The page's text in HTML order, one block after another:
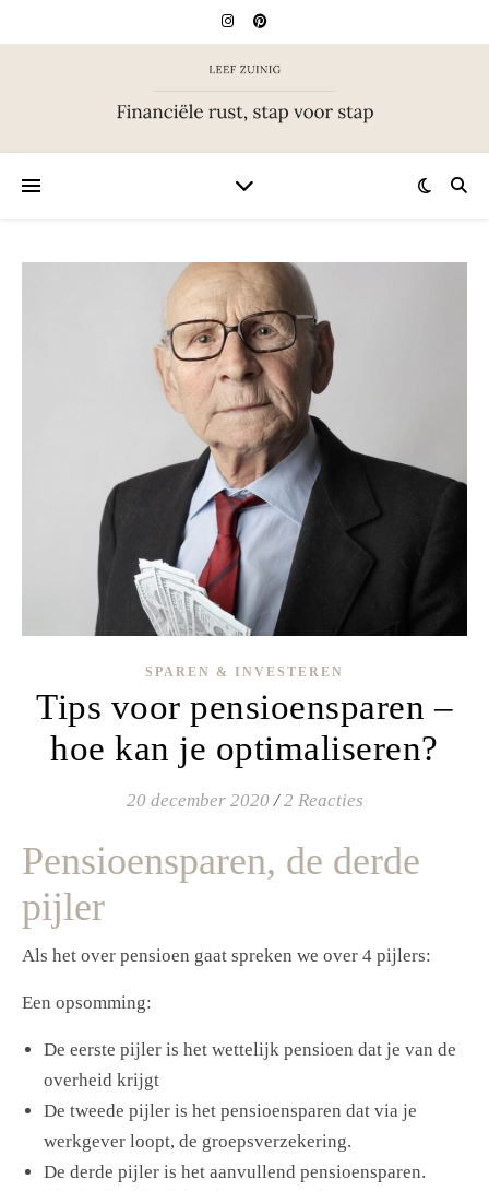
SPAREN & INVESTEREN
Tips voor pensioensparen –
hoe kan je optimaliseren?
20 december 2020 / 2 Reacties
Pensioensparen, de derde
pijler
Als het over pensioen gaat spreken we over 4 pijlers:
Een opsomming:
De eerste pijler is het wettelijk pensioen dat je van de
overheid krijgt
De tweede pijler is het pensioensparen dat via je
werkgever loopt, de groepsverzekering.
De derde pijler is het aanvullend pensioensparen.